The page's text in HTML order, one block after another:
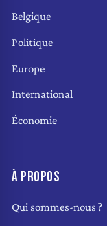
Belgique
Politique
Europe
International
Économie
À PROPOS
Qui sommes-nous ?